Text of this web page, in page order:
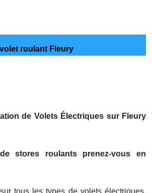
roulant Fleury
de Volets Électriques sur Fleury
stores roulants prenez-vous en